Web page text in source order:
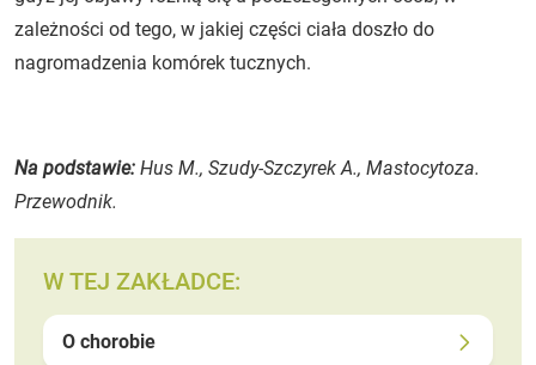
zależności od tego, w jakiej części ciała doszło do
nagromadzenia komórek tucznych.
Na podstawie: Hus M., Szudy-Szczyrek A., Mastocytoza.
Przewodnik.
W TEJ ZAKŁADCE:
O chorobie